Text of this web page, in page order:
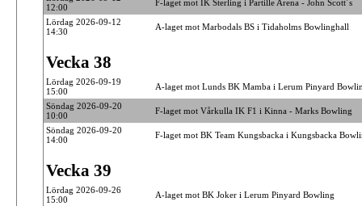
12:00
F-laget mot IK Sterling i Partille Arena - John Scott´s
Lördag 2026-09-12
14:30
A-laget mot Marbodals BS i Tidaholms Bowlinghall
Vecka 38
Lördag 2026-09-19
15:00
A-laget mot Lunds BK Mamba i Lerum Pinyard
Söndag 2026-09-20
10:00
F-laget mot Vårkulla IK F1 i Kinna - Marks Bowling
Söndag 2026-09-20
14:00
F-laget mot BK Team Kungsbacka i Kungsbacka
Vecka 39
Lördag 2026-09-26
15:00
A-laget mot BK Joker i Lerum Pinyard Bowling